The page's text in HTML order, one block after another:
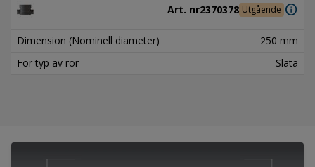
Art. nr2370378 Utgående info
Dimension (Nominell diameter)
250 mm
För typ av rör
Släta